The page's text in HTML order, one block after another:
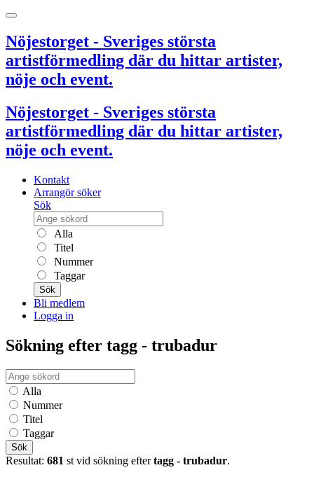
Nöjestorget - Sveriges största
artistförmedling där du hittar artister,
nöje och event.
Nöjestorget - Sveriges största
artistförmedling där du hittar artister,
nöje och event.
Kontakt
Arrangör söker
Sök
Alla
Titel
Nummer
Taggar
Sök
Bli medlem
Logga in
Sökning efter tagg - trubadur
Alla
Nummer
Titel
Taggar
Sök
Resultat: 681 st vid sökning eftertagg - trubadur.